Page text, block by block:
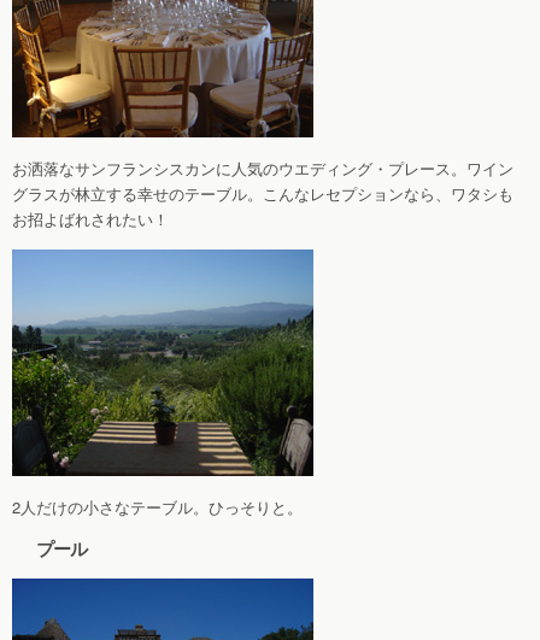
お洒落なサンフランシスカンに人気のウエディング・プレース。ワイン
グラスが林立する幸せのテーブル。こんなレセプションなら、ワタシも
お招よばれされたい！
2人だけの小さなテーブル。ひっそりと。
プール